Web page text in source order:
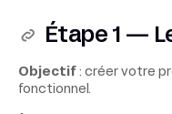
Étape 1 —
Objectif : créer votre
fonctionnel.